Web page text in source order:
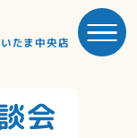
たま中央店
会